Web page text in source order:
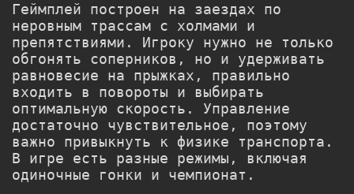
Геймплей построен на заездах по
неровным трассам с холмами и
препятствиями. Игроку нужно не только
обгонять соперников, но и удерживать
равновесие на прыжках, правильно
входить в повороты и выбирать
оптимальную скорость. Управление
достаточно чувствительное, поэтому
важно привыкнуть к физике транспорта.
В игре есть разные режимы, включая
одиночные гонки и чемпионат.